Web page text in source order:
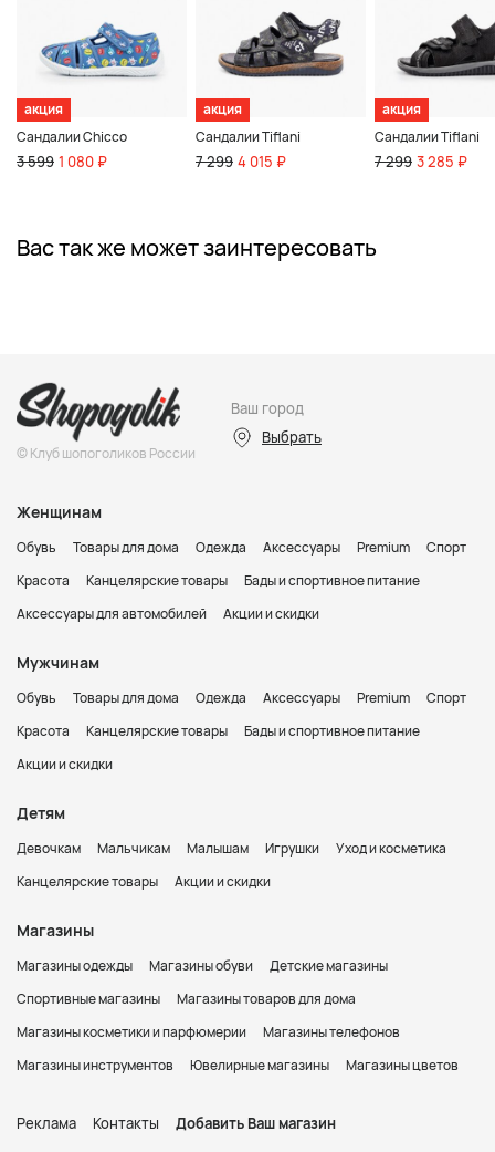
акция
Сандалии Chicco
3 599 1 080 ₽
акция
Сандалии Tiflani
7 299 4 015 ₽
акция
Сандалии Tiflani
7 299 3 285 ₽
Вас так же может заинтересовать
© Клуб шопоголиков России
Ваш город
Выбрать
Женщинам
Обувь Товары для дома Одежда Аксессуары Premium
Спорт
Красота
Канцелярские товары
Бады и спортивное питание
Аксессуары для автомобилей
Акции и скидки
Мужчинам
Обувь Товары для дома Одежда Аксессуары Premium
Спорт
Красота
Канцелярские товары
Бады и спортивное питание
Акции и скидки
Детям
Девочкам Мальчикам Малышам Игрушки
Уход и косметика
Канцелярские товары
Акции и скидки
Магазины
Магазины одежды Магазины обуви
Детские магазины
Спортивные магазины
Магазины товаров для дома
Магазины косметики и парфюмерии
Магазины телефонов
Магазины инструментов
Ювелирные магазины Магазины цветов
Реклама Контакты Добавить Ваш магазин